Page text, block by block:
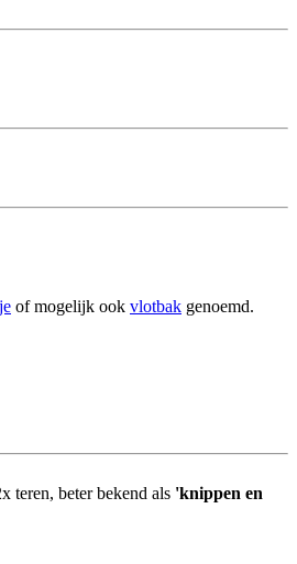
of mogelijk ook vlotbak genoemd.
teren, beter bekend als 'knippen en